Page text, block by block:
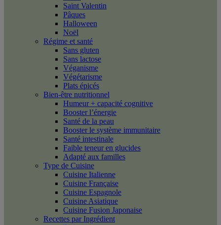
Saint Valentin
Pâques
Halloween
Noël
Régime et santé
Sans gluten
Sans lactose
Véganisme
Végétarisme
Plats épicés
Bien-être nutritionnel
Humeur + capacité cognitive
Booster l’énergie
Santé de la peau
Booster le système immunitaire
Santé intestinale
Faible teneur en glucides
Adapté aux familles
Type de Cuisine
Cuisine Italienne
Cuisine Française
Cuisine Espagnole
Cuisine Asiatique
Cuisine Fusion Japonaise
Recettes par Ingrédient